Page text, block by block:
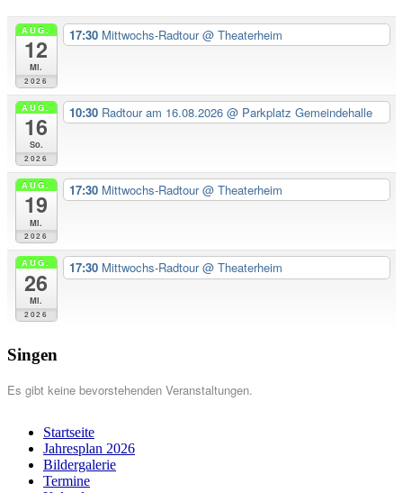
AUG.
12
Mi.
2026
17:30 Mittwochs-Radtour@ Theaterheim
AUG.
16
So.
2026
10:30 Radtour am 16.08.2026 @ Parkplatz Gemeindehalle
AUG.
19
Mi.
2026
17:30 Mittwochs-Radtour@ Theaterheim
AUG.
26
Mi.
2026
17:30 Mittwochs-Radtour@ Theaterheim
Singen
Es gibt keine bevorstehenden Veranstaltungen.
Startseite
Jahresplan 2026
Bildergalerie
Termine